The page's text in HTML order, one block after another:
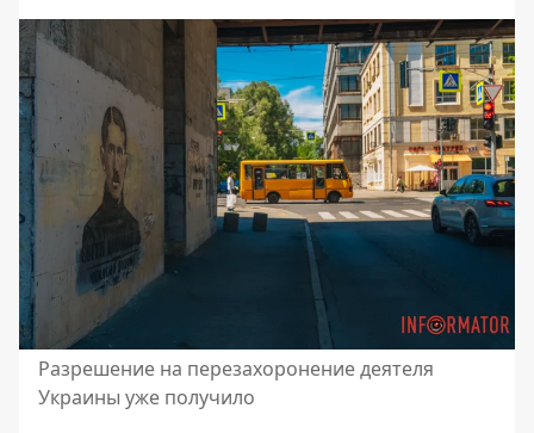
Разрешение на перезахоронение деятеля
Украины уже получило